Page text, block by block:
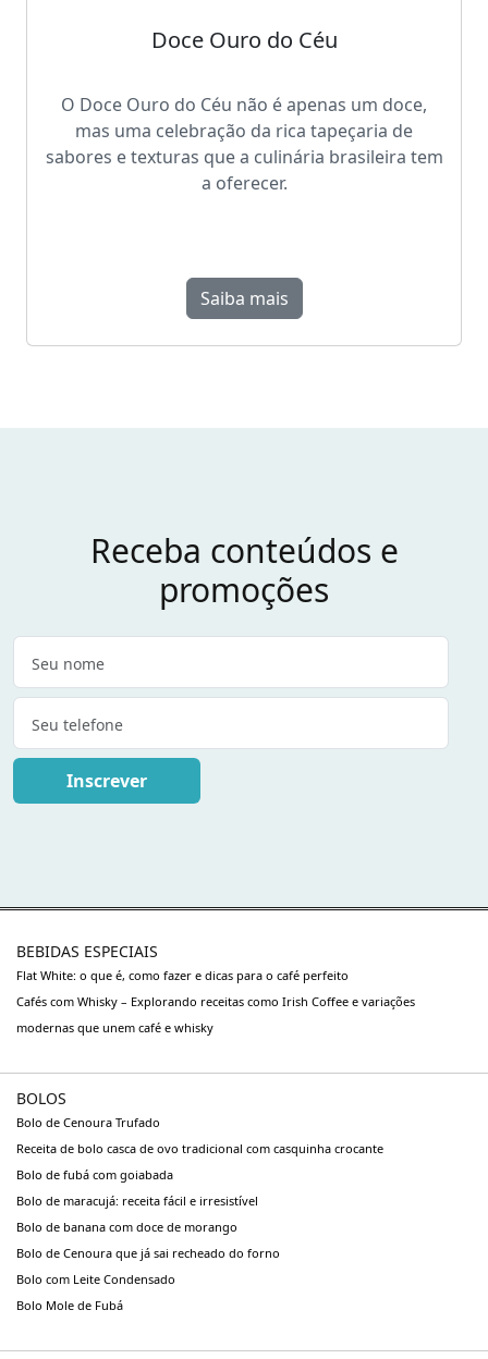
Doce Ouro do Céu
O Doce Ouro do Céu não é apenas um doce,
mas uma celebração da rica tapeçaria de
sabores e texturas que a culinária brasileira tem
a oferecer.
Saiba mais
Receba conteúdos e
promoções
Inscrever
BEBIDAS ESPECIAIS
Flat White: o que é, como fazer e dicas para o café perfeito
Cafés com Whisky – Explorando receitas como Irish Coffee e variações
modernas que unem café e whisky
BOLOS
Bolo de Cenoura Trufado
Receita de bolo casca de ovo tradicional com casquinha crocante
Bolo de fubá com goiabada
Bolo de maracujá: receita fácil e irresistível
Bolo de banana com doce de morango
Bolo de Cenoura que já sai recheado do forno
Bolo com Leite Condensado
Bolo Mole de Fubá